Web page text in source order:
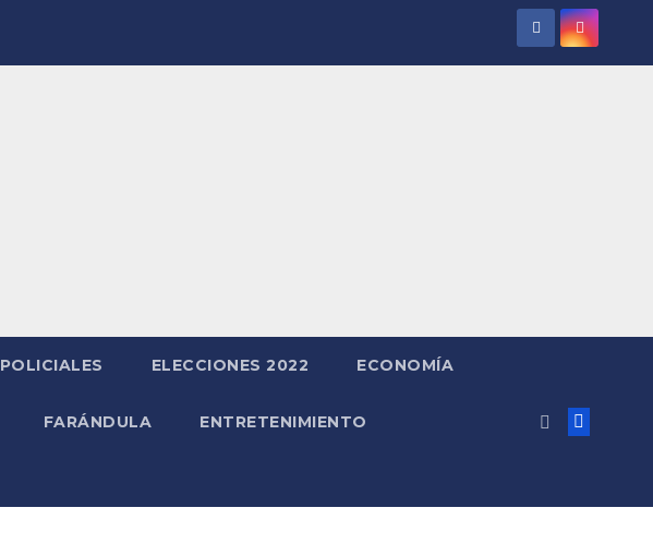
POLICIALES ELECCIONES 2022 ECONOMÍA
FARÁNDULA ENTRETENIMIENTO